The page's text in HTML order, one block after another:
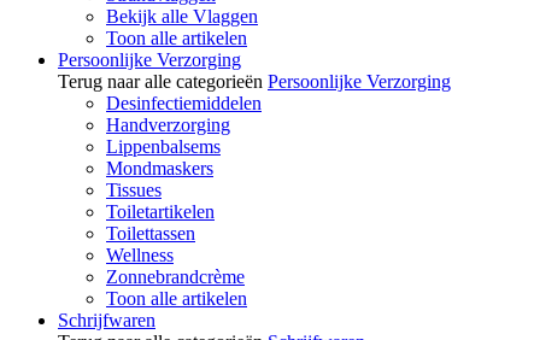
Bekijk alle Vlaggen
Toon alle artikelen
Persoonlijke Verzorging
Terug naar alle categorieën Persoonlijke Verzorging
Desinfectiemiddelen
Handverzorging
Lippenbalsems
Mondmaskers
Tissues
Toiletartikelen
Toilettassen
Wellness
Zonnebrandcrème
Toon alle artikelen
Schrijfwaren